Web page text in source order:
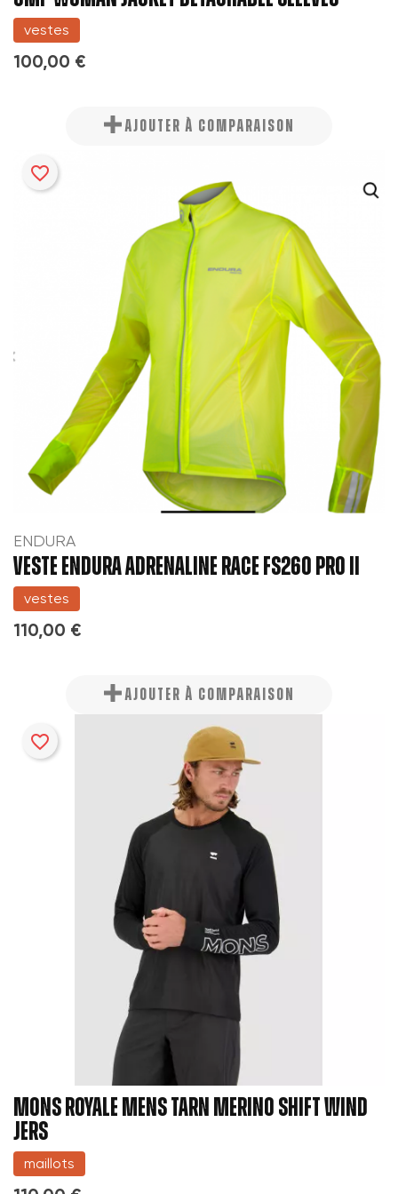
vestes
100,00 €
AJOUTER À COMPARAISON
ENDURA
VESTE ENDURA ADRENALINE RACE FS260 PRO II
vestes
110,00 €
favorite_border
AJOUTER À COMPARAISON
MONS ROYALE MENS TARN MERINO SHIFT WIND
JERS
maillots
favorite_border